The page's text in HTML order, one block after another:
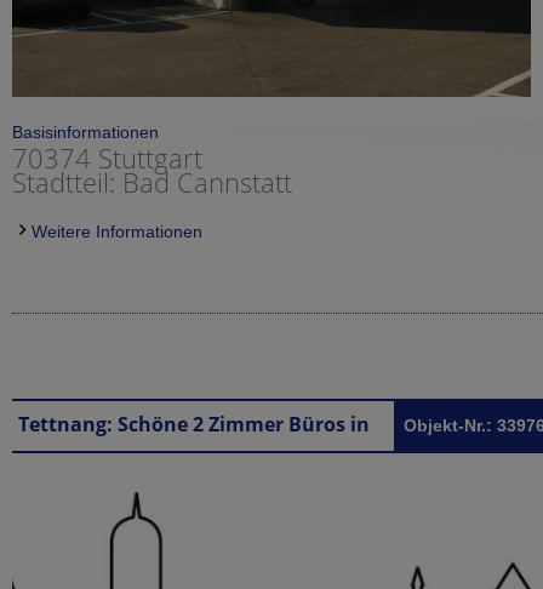
Basisinformationen
70374 Stuttgart
Stadtteil: Bad Cannstatt
Weitere Informationen
Objekt-Nr.: